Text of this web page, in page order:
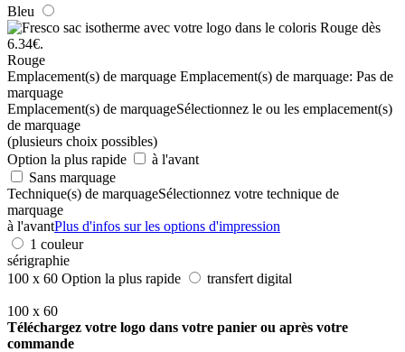
Bleu
Rouge
Emplacement(s) de marquage Emplacement(s) de marquage: Pas de
marquage
Emplacement(s) de marquageSélectionnez le ou les emplacement(s)
de marquage
(plusieurs choix possibles)
Option la plus rapide
à l'avant
Sans marquage
Technique(s) de marquageSélectionnez votre technique de
marquage
à l'avantPlus d'infos sur les options d'impression
1 couleur
sérigraphie
100 x 60 Option la plus rapide transfert digital
100 x 60
Téléchargez votre logo dans votre panier ou après votre
commande